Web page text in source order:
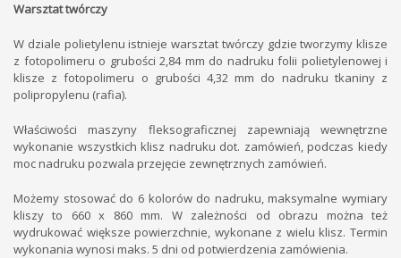
Warsztat twórczy
W dziale polietylenu istnieje warsztat twórczy gdzie tworzymy klisze
z fotopolimeru o grubości 2,84 mm do nadruku folii polietylenowej i
klisze z fotopolimeru o grubości 4,32 mm do nadruku tkaniny z
polipropylenu (rafia).
Właściwości maszyny fleksograficznej zapewniają wewnętrzne
wykonanie wszystkich klisz nadruku dot. zamówień, podczas kiedy
moc nadruku pozwala przejęcie zewnętrznych zamówień.
Możemy stosować do 6 kolorów do nadruku, maksymalne wymiary
kliszy to 660 x 860 mm. W zależności od obrazu można też
wydrukować większe powierzchnie, wykonane z wielu klisz. Termin
wykonania wynosi maks. 5 dni od potwierdzenia zamówienia.